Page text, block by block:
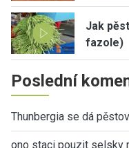
Jak
fazole)
Poslední
Thunbergia se dá
ono staci pouzit selsky